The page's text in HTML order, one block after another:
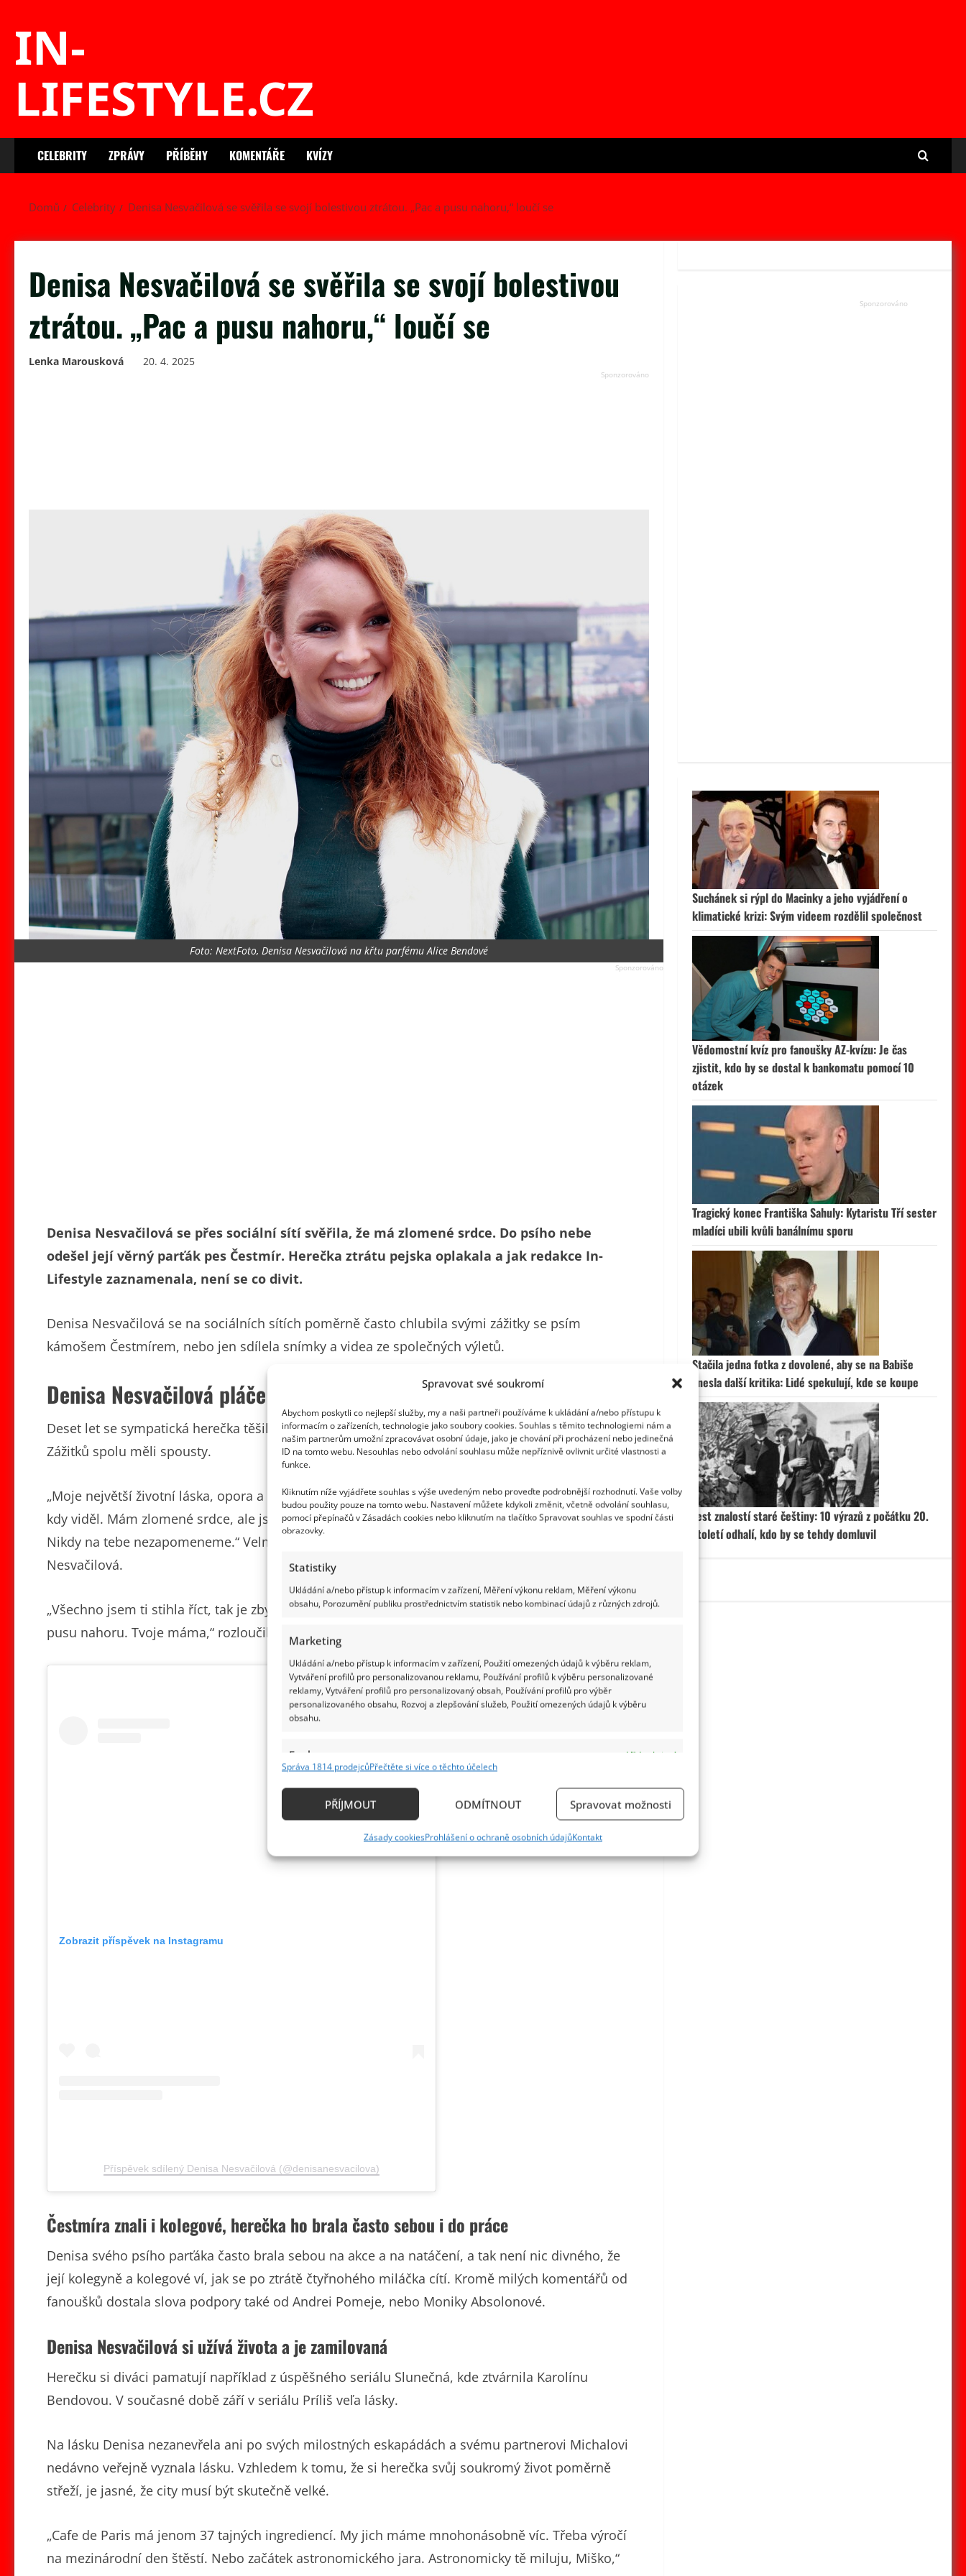
Spravovat své soukromí
Abychom poskytli co nejlepší služby, my a naši partneři používáme k ukládání a/nebo přístupu k
informacím o zařízeních, technologie jako soubory cookies. Souhlas s těmito technologiemi nám a
našim partnerům umožní zpracovávat osobní údaje, jako je chování při procházení nebo jedinečná
ID na tomto webu. Nesouhlas nebo odvolání souhlasu může nepříznivě ovlivnit určité vlastnosti a
funkce.
Kliknutím níže vyjádřete souhlas s výše uvedeným nebo proveďte podrobnější rozhodnutí. Vaše volby
budou použity pouze na tomto webu. Nastavení můžete kdykoli změnit, včetně odvolání souhlasu,
pomocí přepínačů v Zásadách cookies nebo kliknutím na tlačítko Spravovat souhlas ve spodní části
obrazovky.
Statistiky
Ukládání a/nebo přístup k informacím v zařízení, Měření výkonu reklam, Měření výkonu
obsahu, Porozumění publiku prostřednictvím statistik nebo kombinací údajů z různých zdrojů.
Marketing
Ukládání a/nebo přístup k informacím v zařízení, Použití omezených údajů k výběru reklam,
Vytváření profilů pro personalizovanou reklamu, Používání profilů k výběru personalizované
reklamy, Vytváření profilů pro personalizovaný obsah, Používání profilů pro výběr
personalizovaného obsahu, Rozvoj a zlepšování služeb, Použití omezených údajů k výběru
obsahu.
Funkce
Vždy aktivní
Identifikace zařízení na základě automaticky přenášených informací.
základě aktivně vyžádaných informací.
Správa 1814 prodejcůPřečtěte si více o těchto účelech
PŘÍJMOUT ODMÍTNOUT Spravovat možnosti
Zásady cookiesProhlášení o ochraně osobních údajůKontakt
IN-
LIFESTYLE.CZ
CELEBRITY ZPRÁVY PŘÍBĚHY KOMENTÁŘE KVÍZY
Domů Celebrity Denisa Nesvačilová se svěřila se svojí bolestivou ztrátou. „Pac a pusu nahoru,“ loučí se
Denisa Nesvačilová se svěřila se svojí bolestivou
ztrátou. „Pac a pusu nahoru,“ loučí se
Lenka Marousková 20. 4. 2025
Foto: NextFoto, Denisa Nesvačilová na křtu parfému Alice Bendové
Denisa Nesvačilová se přes sociální sítí svěřila, že má zlomené srdce. Do psího nebe
odešel její věrný parťák pes Čestmír. Herečka ztrátu pejska oplakala a jak redakce In-
Lifestyle zaznamenala, není se co divit.
Denisa Nesvačilová se na sociálních sítích poměrně často chlubila svými zážitky se psím
kámošem Čestmírem, nebo jen sdílela snímky a videa ze společných výletů.
Denisa Nesvačilová pláče
Deset let se sympatická herečka těšila z přítomnosti psího parťáka Čestmíra ve svém životě.
Zážitků spolu měli spousty.
„Moje největší životní láska, opora a parťák. Nejvtipnější, nejlepší a nejhodnější pes, jakého kdo
kdy viděl. Mám zlomené srdce, ale jsem neskutečně vděčná za těch deset let s tebou, lásko.
Nikdy na tebe nezapomeneme.“ Velmi osobně napsala na svůj instagramový profil Denisa
Nesvačilová.
„Všechno jsem ti stihla říct, tak je zbytečné teď hledat slova. Ty to všecko víš. Miluju tě. Pac a
pusu nahoru. Tvoje máma,“ rozloučila se herečka na sociálních sítích.
Zobrazit příspěvek na Instagramu
Příspěvek sdílený Denisa Nesvačilová (@denisanesvacilova)
Čestmíra znali i kolegové, herečka ho brala často sebou i do práce
Denisa svého psího parťáka často brala sebou na akce a na natáčení, a tak není nic divného, že
její kolegyně a kolegové ví, jak se po ztrátě čtyřnohého miláčka cítí. Kromě milých komentářů od
fanoušků dostala slova podpory také od Andrei Pomeje, nebo Moniky Absolonové.
Denisa Nesvačilová si užívá života a je zamilovaná
Herečku si diváci pamatují například z úspěšného seriálu Slunečná, kde ztvárnila Karolínu
Bendovou. V současné době září v seriálu Príliš veľa lásky.
Na lásku Denisa nezanevřela ani po svých milostných eskapádách a svému partnerovi Michalovi
nedávno veřejně vyznala lásku. Vzhledem k tomu, že si herečka svůj soukromý život poměrně
střeží, je jasné, že city musí být skutečně velké.
„Cafe de Paris má jenom 37 tajných ingrediencí. My jich máme mnohonásobně víc. Třeba výročí
na mezinárodní den štěstí. Nebo začátek astronomického jara. Astronomicky tě miluju, Miško,“
Suchánek si rýpl do Macinky a jeho vyjádření o
klimatické krizi: Svým videem rozdělil společnost
Vědomostní kvíz pro fanoušky AZ-kvízu: Je čas
zjistit, kdo by se dostal k bankomatu pomocí 10
otázek
Tragický konec Františka Sahuly: Kytaristu Tří sester
mladíci ubili kvůli banálnímu sporu
Stačila jedna fotka z dovolené, aby se na Babiše
snesla další kritika: Lidé spekulují, kde se koupe
Test znalostí staré češtiny: 10 výrazů z počátku 20.
století odhalí, kdo by se tehdy domluvil